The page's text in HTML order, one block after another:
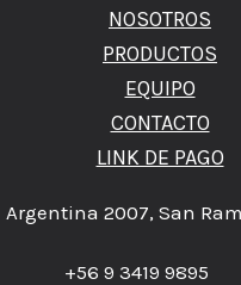
NOSOTROS
PRODUCTOS
EQUIPO
CONTACTO
LINK DE PAGO
Argentina 2007, San
+56 9 3419 9895